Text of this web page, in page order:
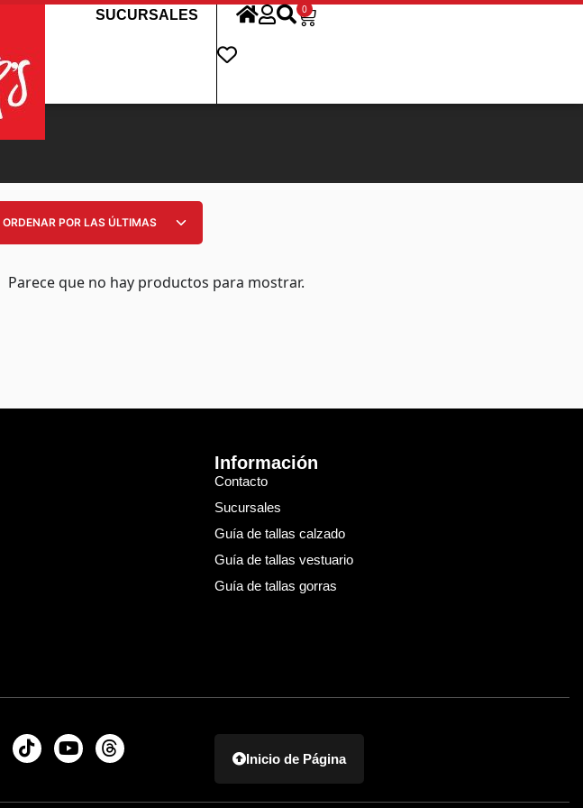
SUCURSALES 0
Parece que no hay productos para mostrar.
Información
Contacto
Sucursales
Guía de tallas calzado
Guía de tallas vestuario
Guía de tallas gorras
Inicio de Página